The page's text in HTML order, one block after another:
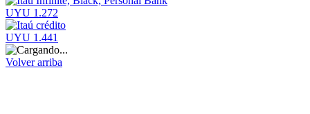
UYU 1.272
UYU 1.441
Volver arriba